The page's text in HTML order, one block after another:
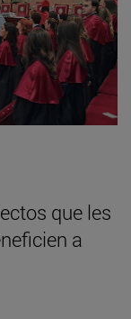
que les
a